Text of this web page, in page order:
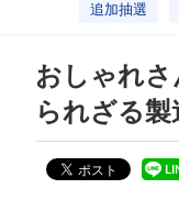
追加抽選
おしゃれ
られざる製